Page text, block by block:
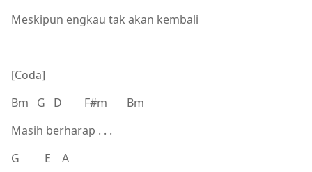
Meskipun engkau tak akan kembali
[Coda]
Bm G D F#m Bm
Masih berharap . . .
G E A